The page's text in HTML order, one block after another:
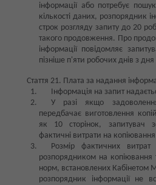
інформації або потребує
кількості даних, розпорядник
строк розгляду запиту до 20
такого продовження. Про
інформації повідомляє
пізніше п'яти робочих днів з
Стаття 21. Плата за надання
Інформація на запит
У разі якщо
передбачає виготовлення
як 10 сторінок, запитувач
фактичні витрати на
Розмір фактичних витрат
розпорядником на
норм, встановлених Кабінетом
розпорядник інформації не